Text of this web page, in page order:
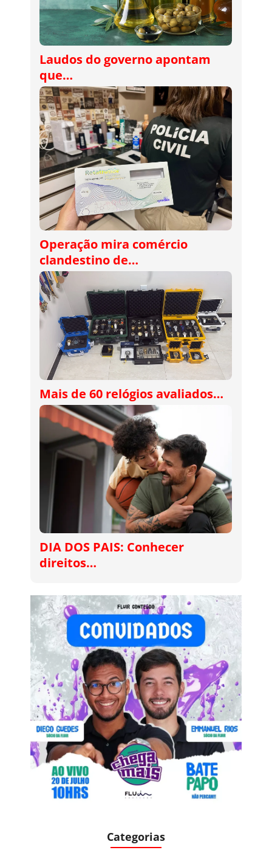
Laudos do governo apontam
que…
Operação mira comércio
clandestino de…
Mais de 60 relógios avaliados…
DIA DOS PAIS: Conhecer
direitos…
Categorias